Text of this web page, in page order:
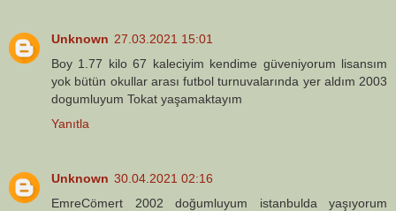
Unknown 27.03.2021 15:01
Boy 1.77 kilo 67 kaleciyim kendime güveniyorum lisansım
yok bütün okullar arası futbol turnuvalarında yer aldım 2003
dogumluyum Tokat yaşamaktayım
Yanıtla
Unknown 30.04.2021 02:16
EmreCömert 2002 doğumluyum istanbulda yaşıyorum